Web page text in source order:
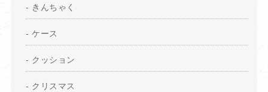
きんちゃく
ケース
クッション
クリスマス